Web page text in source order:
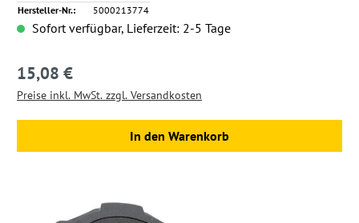
Hersteller-Nr.:
5000213774
Sofort verfügbar, Lieferzeit: 2-5 Tage
Regulärer Preis:
15,08 €
Preise inkl. MwSt. zzgl. Versandkosten
In den Warenkorb